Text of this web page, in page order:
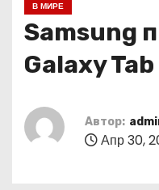
В МИРЕ
Samsung
Galaxy Tab
Автор:
Апр 30,